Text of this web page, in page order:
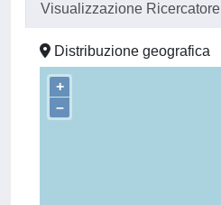
Visualizzazione Ricercatore
Distribuzione geografica
+
–